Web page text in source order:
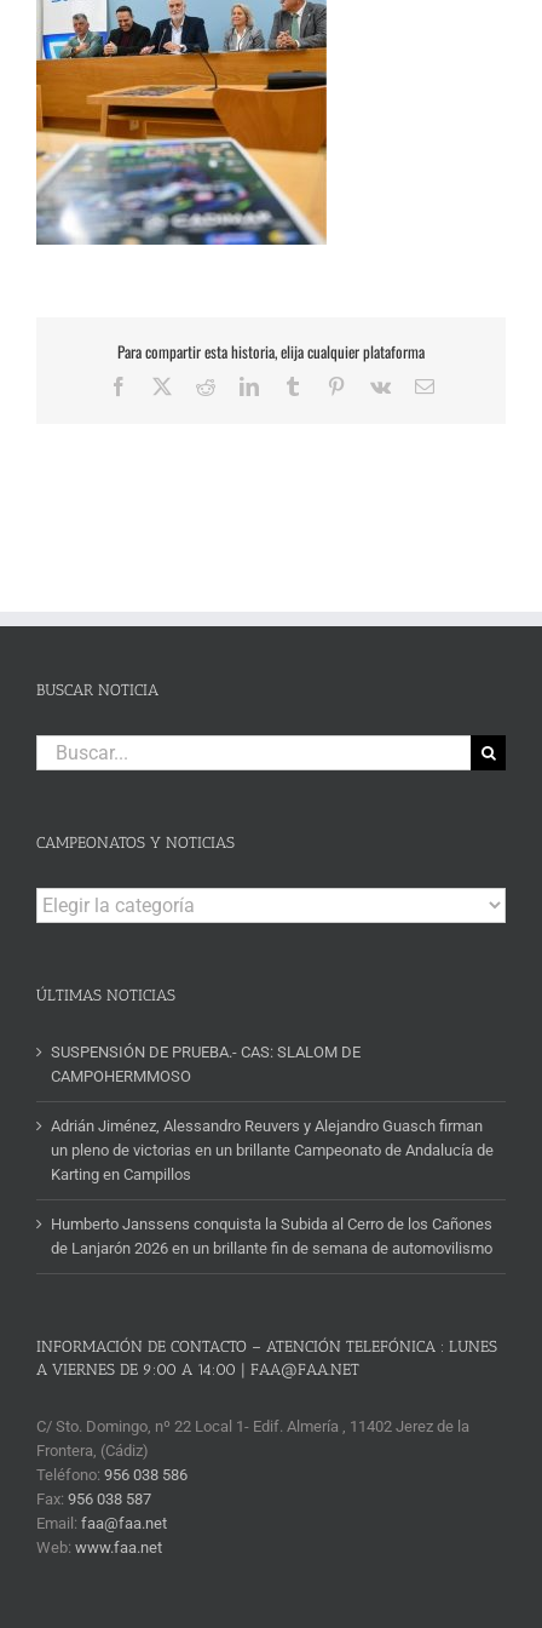
Para compartir esta historia, elija cualquier plataforma
Facebook RedditLinkedInTumblr Pinterest
Vk
Correo
BUSCAR NOTICIA
Buscar:
CAMPEONATOS Y NOTICIAS
Campeonatos
y
ÚLTIMAS NOTICIAS
SUSPENSIÓN DE PRUEBA.- CAS: SLALOM DE
CAMPOHERMMOSO
Adrián Jiménez, Alessandro Reuvers y Alejandro Guasch firman
un pleno de victorias en un brillante Campeonato de Andalucía de
Karting en Campillos
Humberto Janssens conquista la Subida al Cerro de los Cañones
de Lanjarón 2026 en un brillante fin de semana de automovilismo
INFORMACIÓN DE CONTACTO – ATENCIÓN TELEFÓNICA : LUNES
A VIERNES DE 9:00 A 14:00 | FAA@FAA.NET
C/ Sto. Domingo, nº 22 Local 1- Edif. Almería , 11402 Jerez de la
Frontera, (Cádiz)
Teléfono: 956 038 586
Fax: 956 038 587
Email: faa@faa.net
Web: www.faa.net